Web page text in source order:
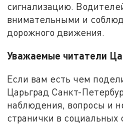
сигнализацию.
внимательными и
дорожного движения.
Уважаемые читатели
Если вам есть чем
Царьград Санкт-
наблюдения, вопросы и
странички в социальных